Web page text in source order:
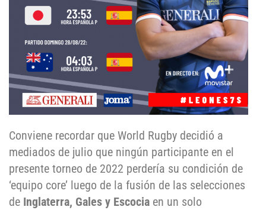
Conviene recordar que World Rugby decidió a
mediados de julio que ningún participante en el
presente torneo de 2022 perdería su condición de
‘equipo core’ luego de la fusión de las selecciones
de Inglaterra, Gales y Escocia en un solo